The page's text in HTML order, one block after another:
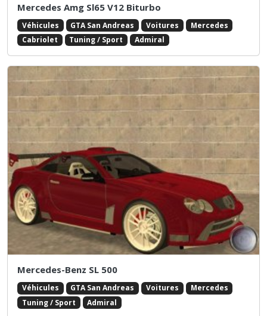
Mercedes Amg Sl65 V12 Biturbo
Véhicules GTA San Andreas Voitures
Mercedes
Cabriolet
Tuning / Sport Admiral
Mercedes-Benz SL 500
Véhicules GTA San Andreas Voitures
Mercedes
Tuning / Sport
Admiral